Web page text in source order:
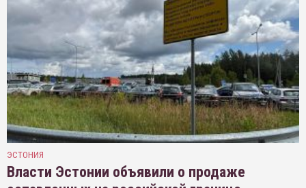
ЭСТОНИЯ
Власти Эстонии объявили о продаже